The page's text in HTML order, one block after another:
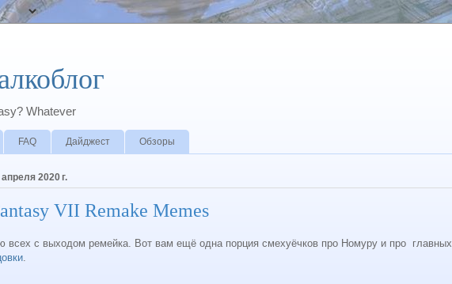
Whatever
FAQ Дайджест Обзоры
2020 г.
VII Remake Memes
всех с выходом ремейка. Вот вам ещё одна порция смехуёчков про Номуру и про главных
.